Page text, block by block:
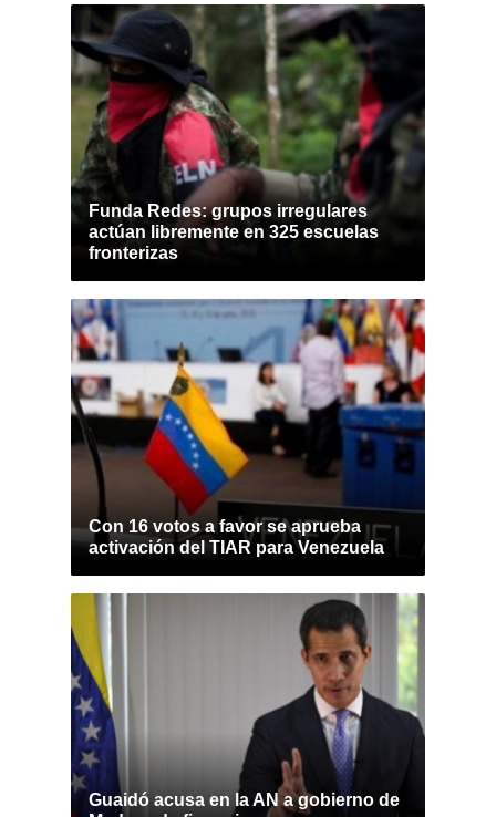
Funda Redes: grupos irregulares
actúan libremente en 325 escuelas
fronterizas
Con 16 votos a favor se aprueba
activación del TIAR para Venezuela
Guaidó acusa en la AN a gobierno de